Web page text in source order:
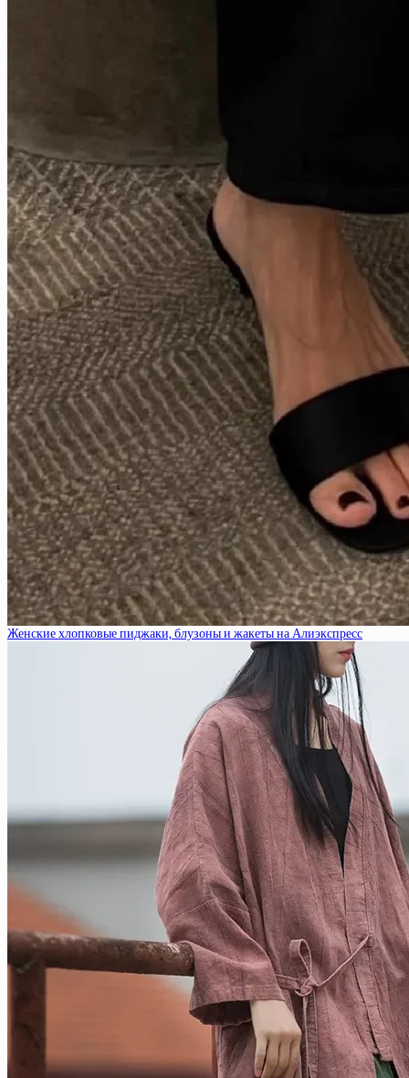
Женские хлопковые пиджаки, блузоны и жакеты на Алиэкспресс